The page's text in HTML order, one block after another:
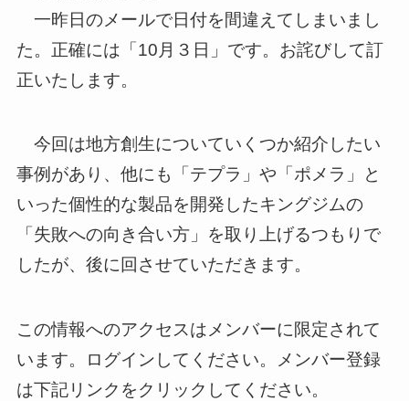
一昨日のメールで日付を間違えてしまいまし
た。正確には「10月３日」です。お詫びして訂
正いたします。
今回は地方創生についていくつか紹介したい
事例があり、他にも「テプラ」や「ポメラ」と
いった個性的な製品を開発したキングジムの
「失敗への向き合い方」を取り上げるつもりで
したが、後に回させていただきます。
この情報へのアクセスはメンバーに限定されて
います。ログインしてください。メンバー登録
は下記リンクをクリックしてください。